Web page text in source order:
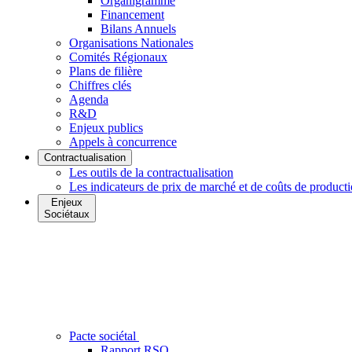
Financement
Bilans Annuels
Organisations Nationales
Comités Régionaux
Plans de filière
Chiffres clés
Agenda
R&D
Enjeux publics
Appels à concurrence
Contractualisation
Les outils de la contractualisation
Les indicateurs de prix de marché et de coûts de
Enjeux
Sociétaux
Pacte sociétal